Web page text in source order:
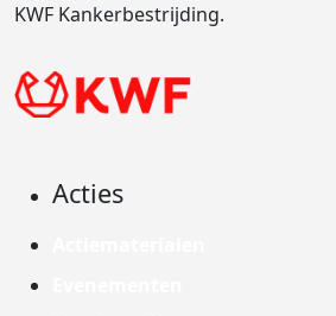
KWF Kankerbestrijding.
Acties